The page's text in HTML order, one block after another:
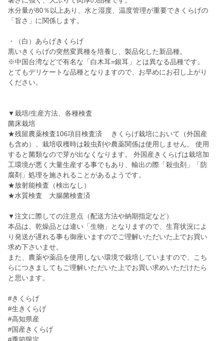
水分量が80％以上あり、水と湿度、温度管理が重要できくらげの
「旨さ」に関係します。
・（白）あらげきくらげ
黒いきくらげの突然変異種を培養し、製品化した新品種。
※中国台湾などで有名な「白木耳=銀耳」とは異なる品種です。
とてもデリケートな品種となりますので、お早めにお召し上がり
ください。
▼栽培/生産方法、各種検査
菌床栽培
★残留農薬検査106項目検査済 きくらげ栽培において（外国産
も含め）、栽培収穫時は殺虫剤や農薬関係は使用しません。 使用
すると菌類なので芽が出なくなります。 外国産きくらげは栽培加
工環境が悪く大量生産する事でもあり、輸出の際「殺虫剤」「防
腐剤」処理を施されることがあるようです。
★放射能検査（検出なし）
★水質検査 大腸菌検査済
▼注文に際しての注意点（配送方法や納期指定など）
本品は、乾燥品とは違い「生物」となりますので、生育状況によ
り発送が遅れる事も御座いますのでご理解いただいた上でお買い
求め下さいませ。
また、農薬や薬品を使用しない環境で栽培していますので、こち
らにつきましてもご理解いただいた上でお買い求めいただけたら
と思います。
#きくらげ
#生きくらげ
#高知県産
#国産きくらげ